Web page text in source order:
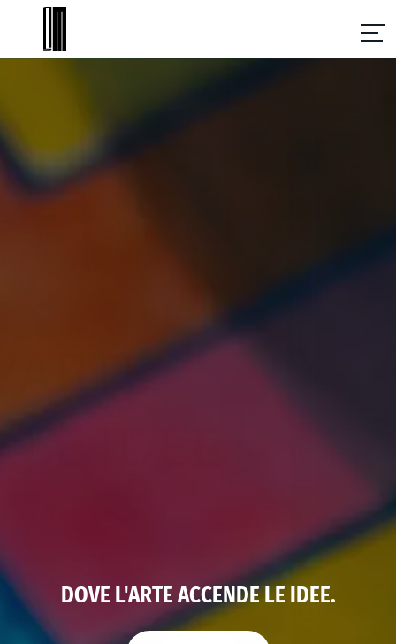
DOVE L'ARTE ACCENDE LE IDEE.
EVENTI - MEETING
SALA DI POSA
SPAZIO COWORKING